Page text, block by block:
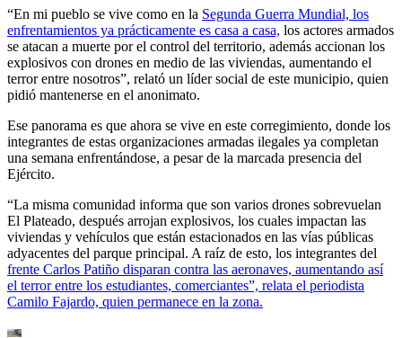
“En mi pueblo se vive como en la Segunda Guerra Mundial, los
enfrentamientos ya prácticamente es casa a casa, los actores armados
se atacan a muerte por el control del territorio, además accionan los
explosivos con drones en medio de las viviendas, aumentando el
terror entre nosotros”, relató un líder social de este municipio, quien
pidió mantenerse en el anonimato.
Ese panorama es que ahora se vive en este corregimiento, donde los
integrantes de estas organizaciones armadas ilegales ya completan
una semana enfrentándose, a pesar de la marcada presencia del
Ejército.
“La misma comunidad informa que son varios drones sobrevuelan
El Plateado, después arrojan explosivos, los cuales impactan las
viviendas y vehículos que están estacionados en las vías públicas
adyacentes del parque principal. A raíz de esto, los integrantes del
frente Carlos Patiño disparan contra las aeronaves, aumentando así
el terror entre los estudiantes, comerciantes”, relata el periodista
Camilo Fajardo, quien permanece en la zona.